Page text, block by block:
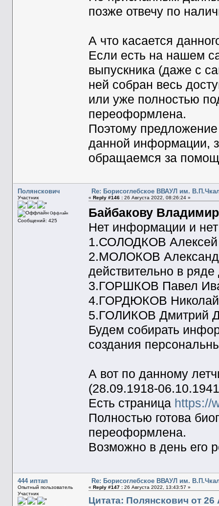
позже отвечу по
А что касается
Если есть на нашем
выпускника (даже с
ней собран весь
или уже полностью
переоформлена.
Поэтому
данной информации,
обращаемся за
Полянскович
Участник
Оффлайн
Сообщений: 425
Re: Борисоглебское ВВАУЛ им.
« Reply #146 :26 Августа 2022, 08:26:24 »
Байбакову
Нет информации и
1.СОЛОДКОВ Алексей
2.МОЛОКОВ
действительно в
3.ГОРШКОВ Павел
4.ГОРДЮКОВ Николай
5.ГОЛИКОВ Дмитрий
Будем собирать
создания
А вот по данному
(28.09.1918-
Есть страница https://
Полностью готова
переоформлена.
Возможно в день его
444 иптап
Опытный пользователь
Участник
Re: Борисоглебское ВВАУЛ им.
« Reply #147 :26 Августа 2022, 13:43:57 »
Цитата: Полянскович от 26